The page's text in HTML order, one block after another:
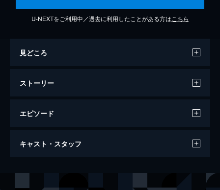
U-NEXTをご利用中／過去に利用したことがある方は こちら
見どころ
ストーリー
エピソード
#01 きみと（出来れば）逆転したい！
をしていた久導細道。ある日、ついに真国政
キャスト・スタッフ